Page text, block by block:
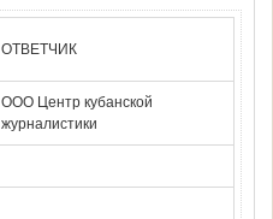
ОТВЕТЧИК
ООО Центр кубанской
журналистики